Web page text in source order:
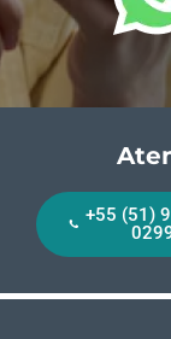
+55 (51)